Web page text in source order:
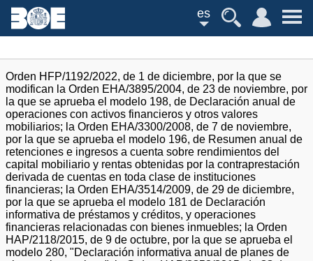
es
Orden HFP/1192/2022, de 1 de diciembre, por la que se
modifican la Orden EHA/3895/2004, de 23 de noviembre, por
la que se aprueba el modelo 198, de Declaración anual de
operaciones con activos financieros y otros valores
mobiliarios; la Orden EHA/3300/2008, de 7 de noviembre,
por la que se aprueba el modelo 196, de Resumen anual de
retenciones e ingresos a cuenta sobre rendimientos del
capital mobiliario y rentas obtenidas por la contraprestación
derivada de cuentas en toda clase de instituciones
financieras; la Orden EHA/3514/2009, de 29 de diciembre,
por la que se aprueba el modelo 181 de Declaración
informativa de préstamos y créditos, y operaciones
financieras relacionadas con bienes inmuebles; la Orden
HAP/2118/2015, de 9 de octubre, por la que se aprueba el
modelo 280, "Declaración informativa anual de planes de